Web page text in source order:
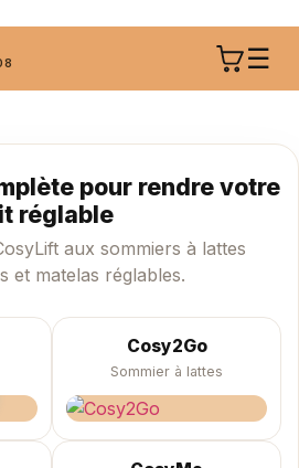
☰
pour rendre votre
réglable
aux sommiers à lattes
et matelas réglables.
Cosy2Go
Sommier à lattes